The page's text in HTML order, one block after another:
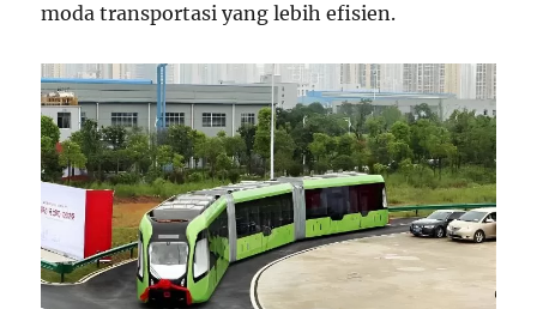
moda transportasi yang lebih efisien.